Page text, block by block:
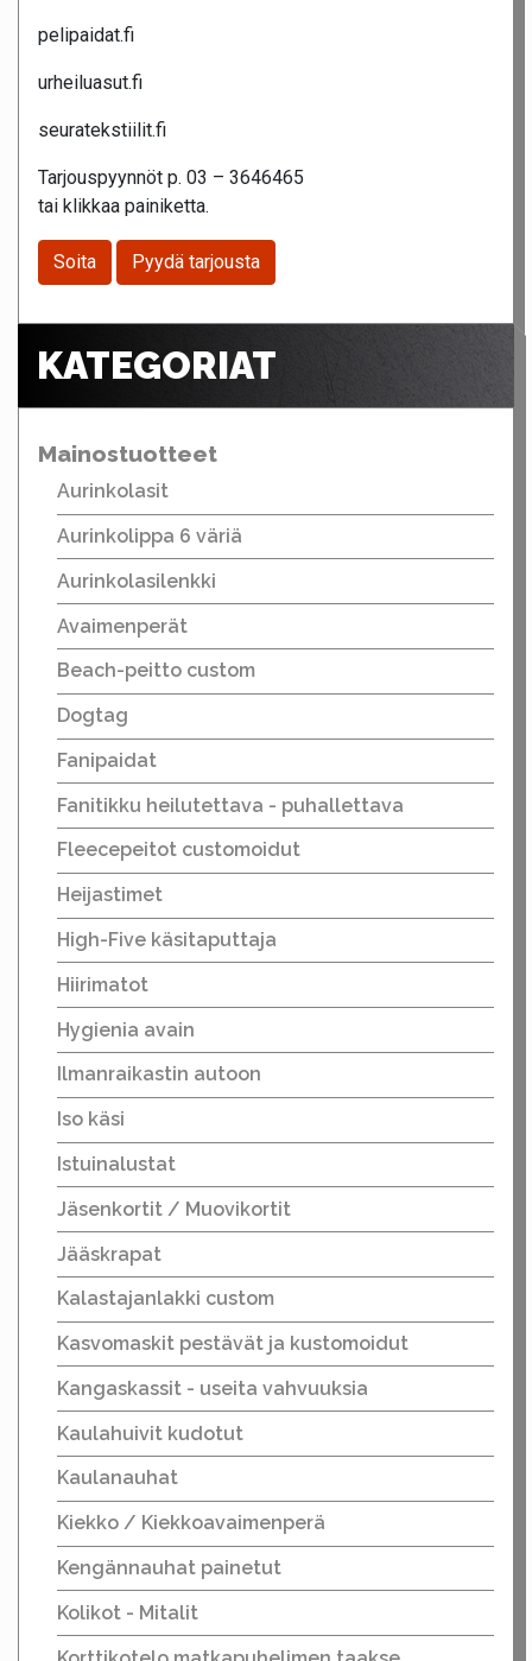
pelipaidat.fi
urheiluasut.fi
seuratekstiilit.fi
Tarjouspyynnöt p. 03 – 3646465
tai klikkaa painiketta.
Soita Pyydä tarjousta
KATEGORIAT
Mainostuotteet
Aurinkolasit
Aurinkolippa 6 väriä
Aurinkolasilenkki
Avaimenperät
Beach-peitto custom
Dogtag
Fanipaidat
Fanitikku heilutettava - puhallettava
Fleecepeitot customoidut
Heijastimet
High-Five käsitaputtaja
Hiirimatot
Hygienia avain
Ilmanraikastin autoon
Iso käsi
Istuinalustat
Jäsenkortit / Muovikortit
Jääskrapat
Kalastajanlakki custom
Kasvomaskit pestävät ja kustomoidut
Kangaskassit - useita vahvuuksia
Kaulahuivit kudotut
Kaulanauhat
Kiekko / Kiekkoavaimenperä
Kengännauhat painetut
Kolikot - Mitalit